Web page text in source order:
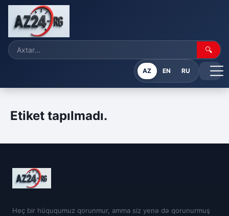
🔍
AZ EN RU
Etiket tapılmadı.
Heç bir hüququmuz qorunmur, amma siz yenə də qorunurmuş